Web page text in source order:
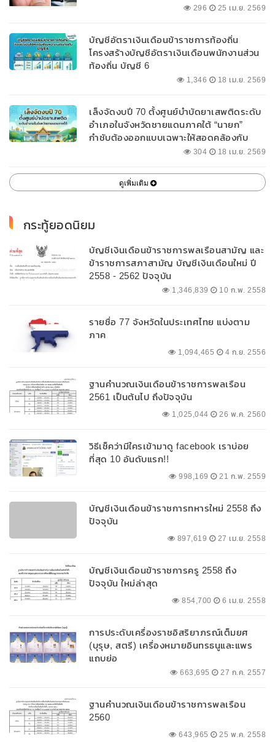
296 25 เม.ย. 2569
บัญชีอัตราเงินเดือนข้าราชการท้องถิ่น
โครงสร้างบัญชีอัตราเงินเดือนพนักงานส่วน
ท้องถิ่น บัญชี 6
1,346 18 เม.ย. 2569
เล็งจัดงบปี 70 ตั้งศูนย์บำบัดยาเสพติดระดับ
อำเภอในจังหวัดชายแดนภาคใต้ “นายก”
กำชับต้องออกแบบเฉพาะให้สอดคล้องกับ
304 18 เม.ย. 2569
ดูเพิ่มเติม
กระทู้ยอดนิยม
บัญชีเงินเดือนข้าราชการพลเรือนสามัญ และ
ข้าราชการสภาสามัญ บัญชีเงินเดือนใหม่ ปี
2558 - 2562 ปัจจุบัน
1,346,839 10 ก.พ. 2558
รายชื่อ 77 จังหวัดในประเทศไทย แบ่งตาม
ภาค
1,094,465 4 ก.ย. 2556
ฐานคำนวณเงินเดือนข้าราชการพลเรือน
2561 เป็นต้นไป ถึงปัจจุบัน
1,025,044 26 พ.ค. 2560
วิธีเช็คว่ามีใครเข้ามาดู facebook เราบ่อย
ที่สุด 10 อันดับแรก!!
998,169 21 ก.พ. 2559
บัญชีเงินเดือนข้าราชการทหารใหม่ 2558 ถึง
ปัจจุบัน
897,619 27 เม.ย. 2558
บัญชีเงินเดือนข้าราชการครู 2558 ถึง
ปัจจุบัน ใหม่ล่าสุด
854,700 6 เม.ย. 2558
การประดับเครื่องราชอิสริยาภรณ์เต็มยศ
(บุรุษ, สตรี) เครื่องหมายอินทรธนูและแพร
แถบย่อ
663,695 27 ก.ค. 2557
ฐานคำนวณเงินเดือนข้าราชการพลเรือน
2560
643,965 25 พ.ค. 2558